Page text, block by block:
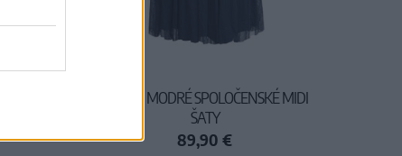
ANAYA MODRÉ SPOLOČENSKÉ MIDI
ŠATY
89,90 €